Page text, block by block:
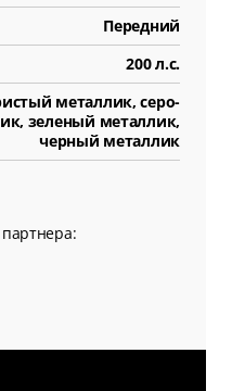
Передний
200 л.с.
металлик, серо-
зеленый металлик,
черный металлик